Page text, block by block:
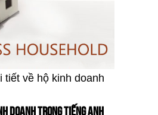
tiết về hộ kinh doanh
DOANH TRONG TIẾNG ANH